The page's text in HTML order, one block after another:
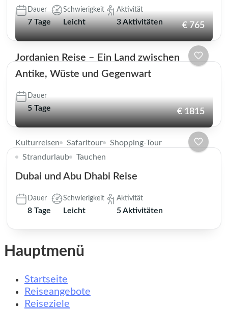
Dauer
7 Tage
Schwierigkeit
Leicht
Aktivität
3 Aktivitäten € 765
Jordanien Reise – Ein Land zwischen
Antike, Wüste und Gegenwart
Dauer
5 Tage € 1815
Kulturreisen Safaritour
Shopping-Tour
Strandurlaub
Tauchen
Dubai und Abu Dhabi Reise
Dauer
8 Tage
Schwierigkeit
Leicht
Aktivität
5 Aktivitäten
Hauptmenü
Startseite
Reiseangebote
Reiseziele